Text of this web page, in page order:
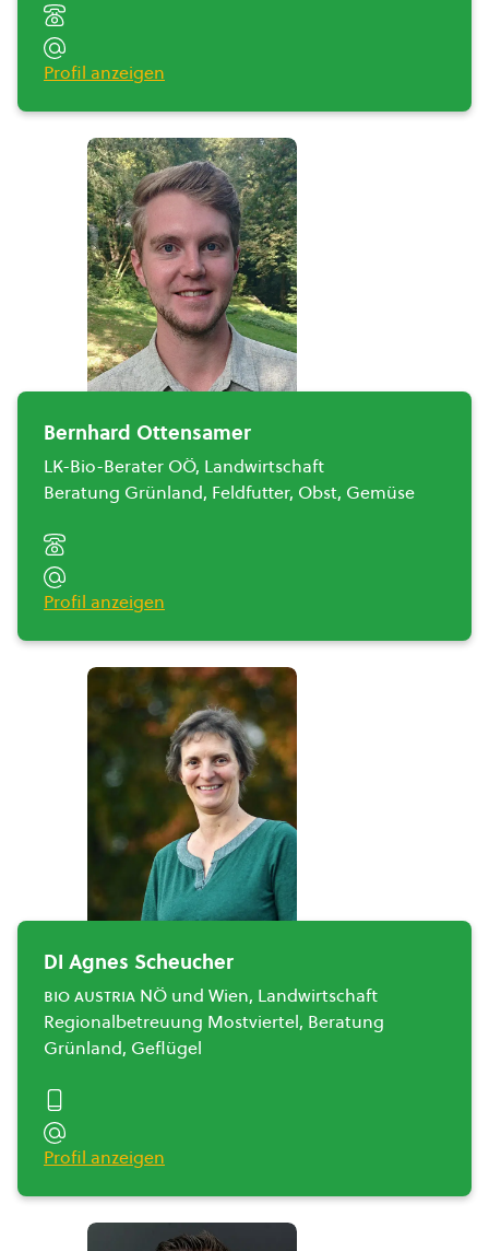
Profil anzeigen
Bernhard Ottensamer
LK-Bio-Berater OÖ, Landwirtschaft
Beratung Grünland, Feldfutter, Obst, Gemüse
Profil anzeigen
DI Agnes Scheucher
bio austria NÖ und Wien, Landwirtschaft
Regionalbetreuung Mostviertel, Beratung
Grünland, Geflügel
Profil anzeigen